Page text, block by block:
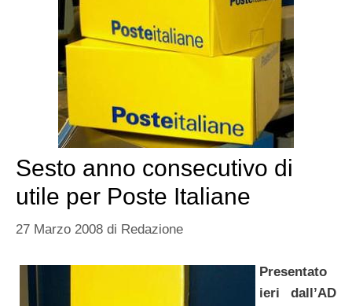
Sesto anno consecutivo di
utile per Poste Italiane
27 Marzo 2008 di Redazione
Presentato
ieri dall’AD